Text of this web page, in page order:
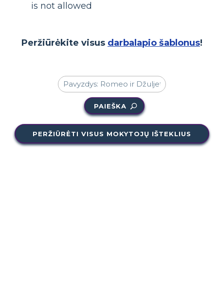
is not allowed
Peržiūrėkite visus darbalapio šablonus!
PAIEŠKA
PERŽIŪRĖTI VISUS MOKYTOJŲ IŠTEKLIUS